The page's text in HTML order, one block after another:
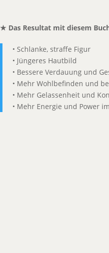
★ Das Resultat mit diesem
• Schlanke, straffe Figur
• Jüngeres Hautbild
• Bessere Verdauung und
• Mehr Wohlbefinden und
• Mehr Gelassenheit und
• Mehr Energie und Power